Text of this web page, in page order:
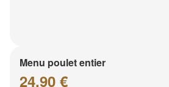
Menu poulet entier
24.90 €